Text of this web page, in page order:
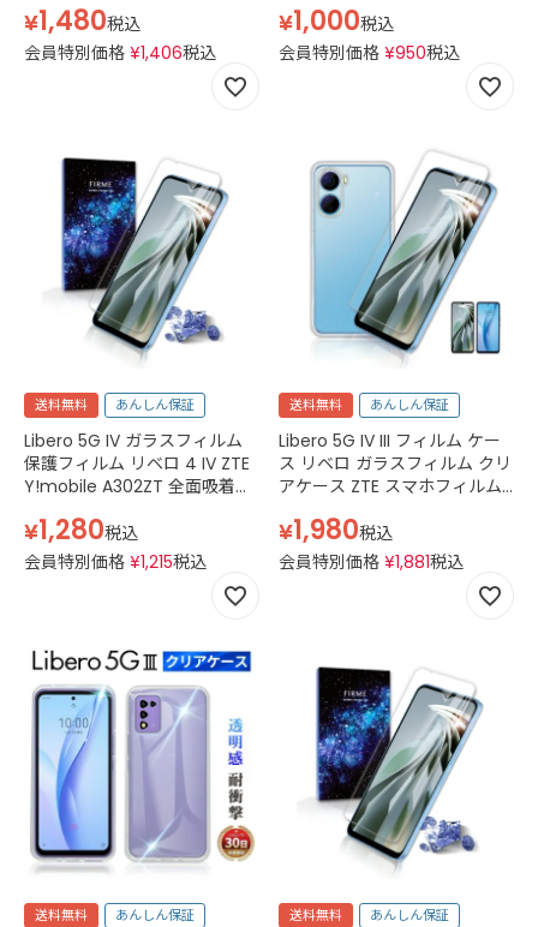
Y!mobile 耐衝撃 画面 シート
ケース 干渉しない スマホ 全面
保護 アクセサリー 折りたたみ
対応 割れない TPU ウレタン
¥1,480税込
会員特別価格 ¥1,406税込
¥1,000税込
会員特別価格 ¥950税込
送料無料 あんしん保証
Libero 5G IV ガラスフィルム
保護フィルム リベロ 4 IV ZTE
Y!mobile A302ZT 全面吸着
カバー 守る 強い 液晶 画面 指
紋 割れにくい 防止 衝撃 保証
対応 交換 透明 クリア
¥1,280税込
会員特別価格 ¥1,215税込
送料無料 あんしん保証
Libero 5G IV III フィルム ケー
ス リベロ ガラスフィルム クリ
アケース ZTE スマホフィルム
液晶 画面 指紋 割れにくい 防
止 衝撃 保護 薄型 軽量 軽い グ
リップ シニア 高齢者 透明 ク
¥1,980税込
会員特別価格 ¥1,881税込
送料無料 あんしん保証 送料無料 あんしん保証